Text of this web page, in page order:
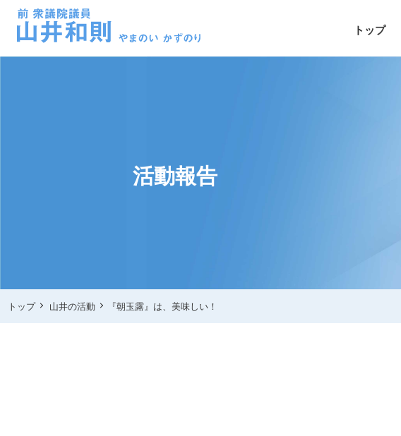
トップ
活動報告
トップ 山井の活動 『朝玉露』は、美味しい！